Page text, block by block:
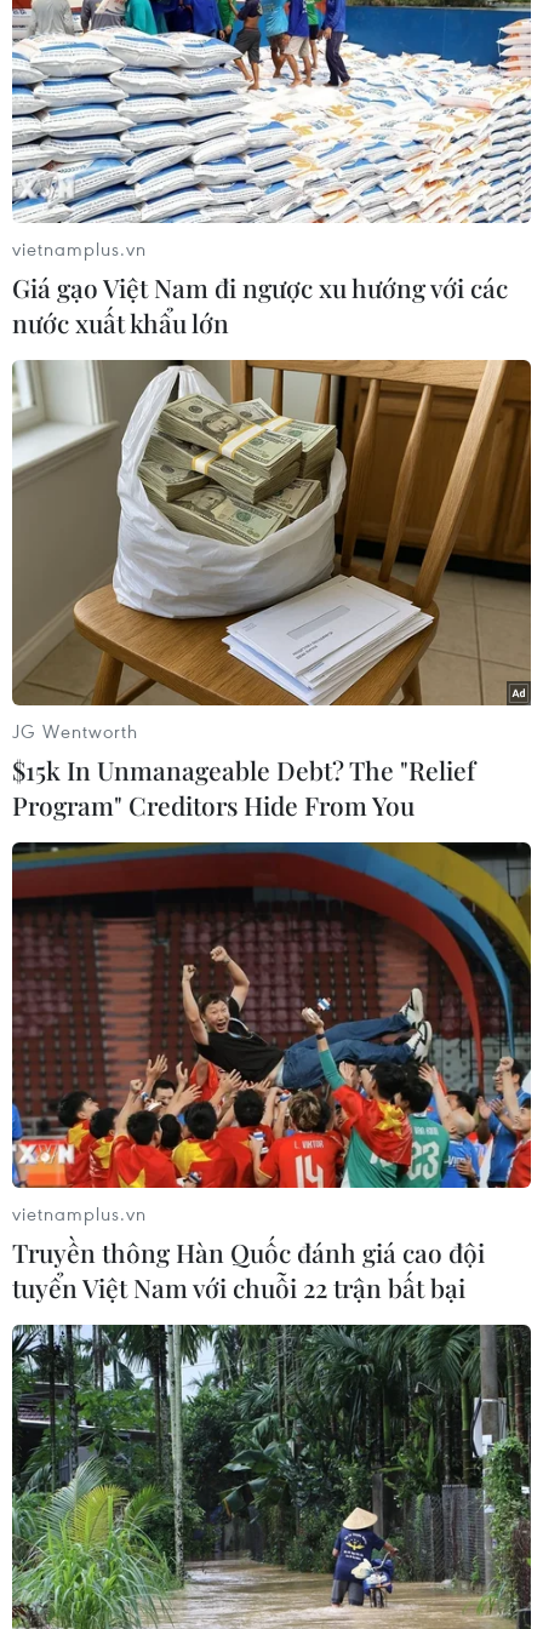
#Máy tính #Đào tạo trực tuyến
#E-Learning
#Công nghệ thông tin
#Giảng dạy trực tuyến
#Văn hóa doanh nghiệp
#Thời sự
#VietnamPlus
#Plus
Theo dõi VietnamPlus
TIN LIÊN QUAN
Tính năng dịch qua camera của Google đã
hỗ trợ tiếng Việt
12/10/2018 22:18
Google đã bổ sung bộ ngôn ngữ tiếng Việt vào tính
năng dịch camera trong bản cập nhật mới nhất của
ứng dụng Google dịch trên Android và iOS.
4 trường đại học thỏa thuận công nhận
vietnamplus.vn
Giá gạo Việt Nam đi ngược xu hướng với các
nước xuất khẩu lớn
JG Wentworth
$15k In Unmanageable Debt? The "Relief
Program" Creditors Hide From You
vietnamplus.vn
Truyền thông Hàn Quốc đánh giá cao đội
tuyển Việt Nam với chuỗi 22 trận bất bại